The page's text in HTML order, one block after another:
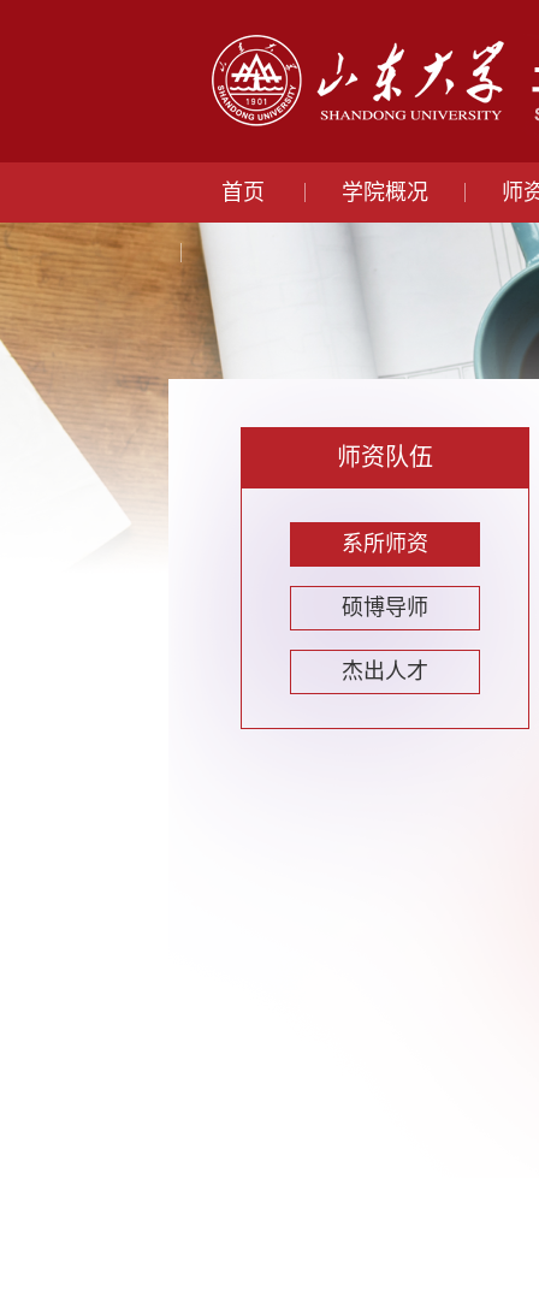
首页 学院概况 师
师资队伍
系所师资
硕博导师
杰出人才